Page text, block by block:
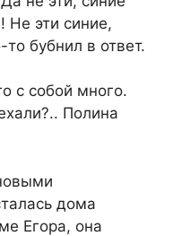
Не эти синие,
бубнил в ответ.
с собой много.
Полина
дома
Егора, она